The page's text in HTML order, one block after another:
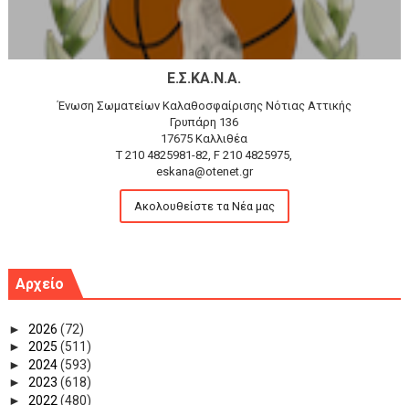
Ε.Σ.ΚΑ.Ν.Α.
Ένωση Σωματείων Καλαθοσφαίρισης Νότιας Αττικής
Γρυπάρη 136
17675 Καλλιθέα
T 210 4825981-82, F 210 4825975,
eskana@otenet.gr
Ακολουθείστε τα Νέα μας
Αρχείο
► 2026 (72)
► 2025 (511)
► 2024(593)
► 2023 (618)
► 2022 (480)